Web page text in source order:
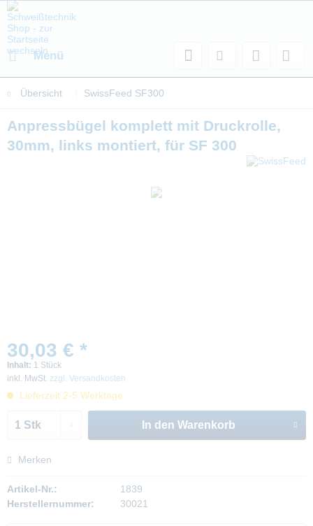
Menü
Übersicht SwissFeed SF300
Anpressbügel komplett mit Druckrolle,
30mm, links montiert, für SF 300
30,03 € *
Inhalt: 1 Stück
inkl. MwSt. zzgl. Versandkosten
Lieferzeit 2-5 Werktage
In den Warenkorb
Merken
Artikel-Nr.:
1839
Herstellernummer:
30021